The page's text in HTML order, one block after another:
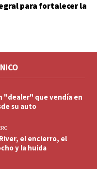
para fortalecer la
"dealer" que vendía en
su auto
el encierro, el
y la huida